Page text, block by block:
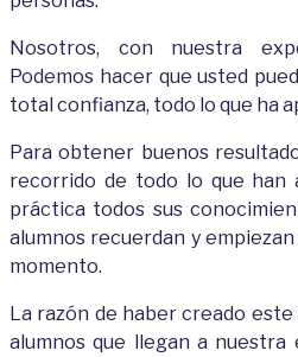
Nosotros, con nuestra
Podemos hacer que usted
total confianza, todo lo que ha
Para obtener buenos
recorrido de todo lo que han
práctica todos sus
alumnos recuerdan y
momento.
La razón de haber creado
alumnos que llegan a nuestra